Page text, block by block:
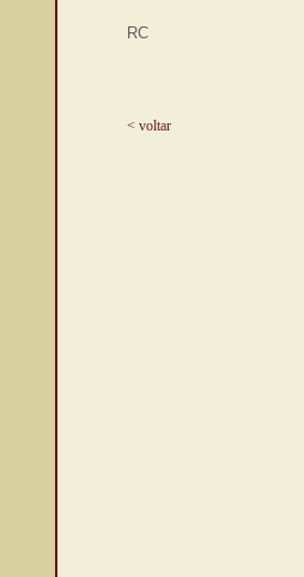
RC
< voltar